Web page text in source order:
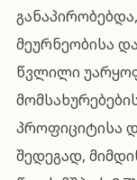
მეურნეობისა
წვლილი
პროფიციტისა
შედეგად,